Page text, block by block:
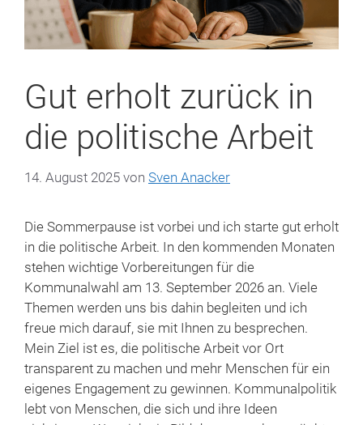
Gut erholt zurück in
die politische Arbeit
14. August 2025 von Sven Anacker
Die Sommerpause ist vorbei und ich starte gut erholt
in die politische Arbeit. In den kommenden Monaten
stehen wichtige Vorbereitungen für die
Kommunalwahl am 13. September 2026 an. Viele
Themen werden uns bis dahin begleiten und ich
freue mich darauf, sie mit Ihnen zu besprechen.
Mein Ziel ist es, die politische Arbeit vor Ort
transparent zu machen und mehr Menschen für ein
eigenes Engagement zu gewinnen. Kommunalpolitik
lebt von Menschen, die sich und ihre Ideen